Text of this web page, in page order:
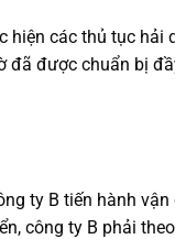
hiện các thủ tục hải
đã được chuẩn bị
ty B tiến hành
công ty B phải